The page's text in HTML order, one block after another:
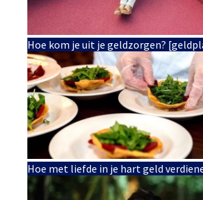
Hoe kom je uit je geldzorgen?
Hoe met liefde in je hart geld